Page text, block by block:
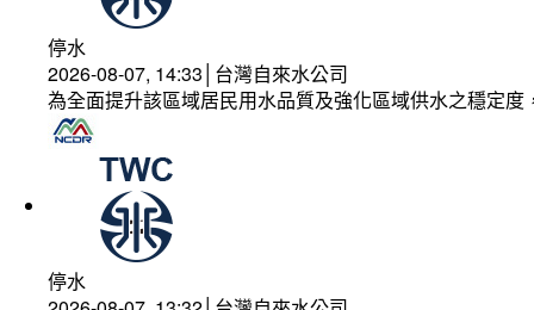
停水
2026-08-07, 14:33│台灣自來水公司
為全面提升該區域居民用水品質及強化區域供水之穩定
停水